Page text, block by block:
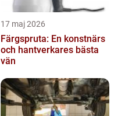
17 maj 2026
Färgspruta: En konstnärs
och hantverkares bästa
vän